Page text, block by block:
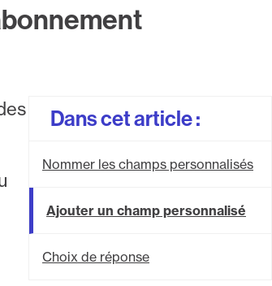
Dans cet article :
Nommer les champs personnalisés
Ajouter un champ personnalisé
Choix de réponse